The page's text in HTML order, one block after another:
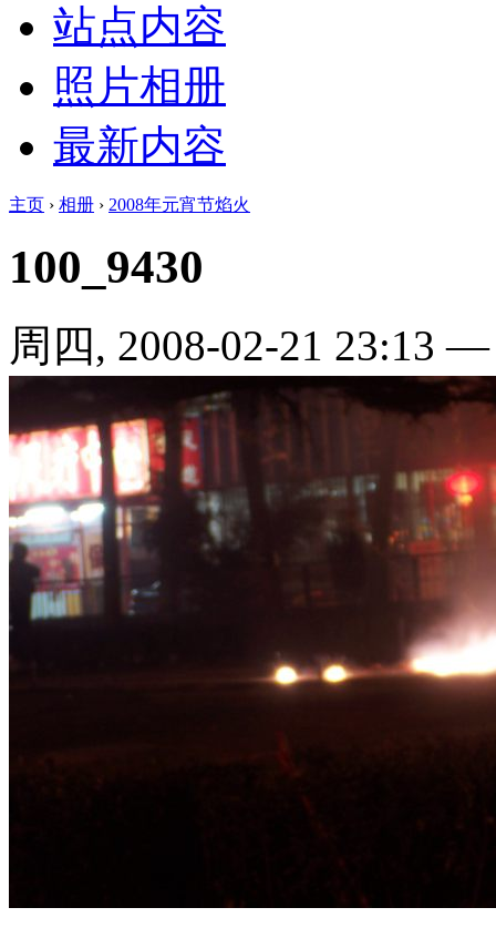
站点内容
照片相册
最新内容
主页 › 相册 › 2008年元宵节焰火
100_9430
周四, 2008-02-21 23:13